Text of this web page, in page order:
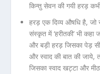
किन्तु सेवन की गयी हरड़
हरड़ एक दिव्य औषधि है, जो
संस्कृत में ‘हरीतकी’ भी कहा
और बड़ी हरड़ जिसका पेड़
और स्वाद की बात की जाये,
जिसका स्वाद खट्टा और